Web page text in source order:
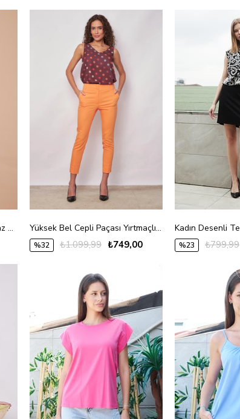
Likralı Krep Kumaş Kalın Çapraz Askılı Aksesuarlı Body Bluz-Siyah Yüksek Bel Cepli Paçası Yırtmaçlı Bilek Boy Hafif Likralı Kumaş Şık Ofis Pantolon-Mango
%32 ₺749,00
₺1.099,99 %23 ₺799,99